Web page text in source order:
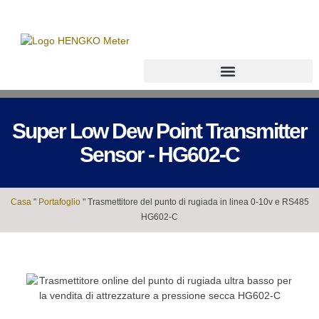
Super Low Dew Point Transmitter
Sensor - HG602-C
Casa" Portafoglio" Trasmettitore del punto di rugiada in linea 0-10v e RS485
HG602-C